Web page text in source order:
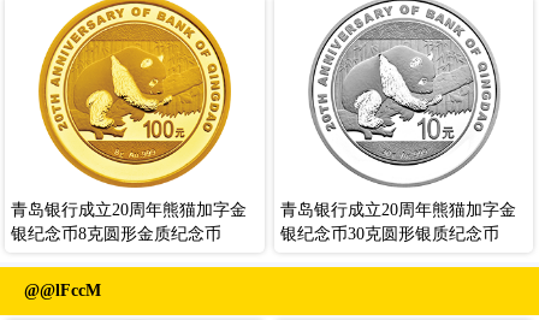
青岛银行成立20周年熊猫加字金
银纪念币8克圆形金质纪念币
青岛银行成立20周年熊猫加字金
银纪念币30克圆形银质纪念币
@@lFccM